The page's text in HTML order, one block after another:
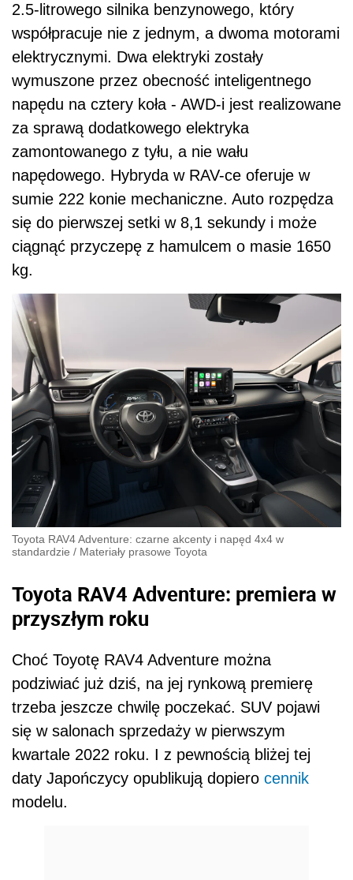
2.5-litrowego silnika benzynowego, który
współpracuje nie z jednym, a dwoma motorami
elektrycznymi. Dwa elektryki zostały
wymuszone przez obecność inteligentnego
napędu na cztery koła - AWD-i jest realizowane
za sprawą dodatkowego elektryka
zamontowanego z tyłu, a nie wału
napędowego. Hybryda w RAV-ce oferuje w
sumie 222 konie mechaniczne. Auto rozpędza
się do pierwszej setki w 8,1 sekundy i może
ciągnąć przyczepę z hamulcem o masie 1650
kg.
Toyota RAV4 Adventure: czarne akcenty i napęd 4x4 w
standardzie / Materiały prasowe Toyota
Toyota RAV4 Adventure: premiera w
przyszłym roku
Choć Toyotę RAV4 Adventure można
podziwiać już dziś, na jej rynkową premierę
trzeba jeszcze chwilę poczekać. SUV pojawi
się w salonach sprzedaży w pierwszym
kwartale 2022 roku. I z pewnością bliżej tej
daty Japończycy opublikują dopiero cennik
modelu.